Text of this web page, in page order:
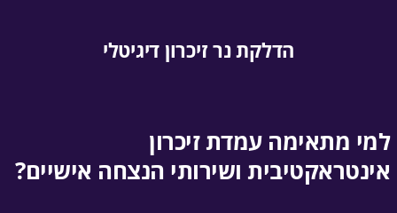
הדלקת נר זיכרון דיגיטלי
למי מתאימה עמדת זיכרון
אינטראקטיבית ושירותי הנצחה אישיים?